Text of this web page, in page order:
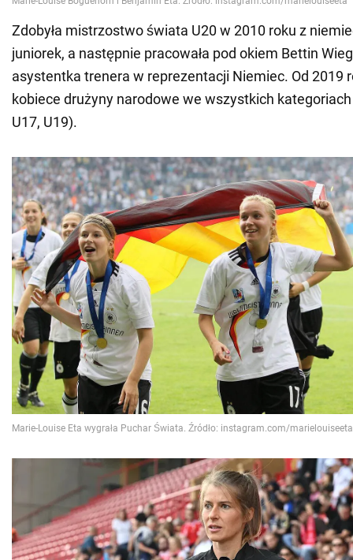
Zdobyła mistrzostwo świata U20 w 2010 roku z
juniorek, a następnie pracowała pod okiem Bettin
asystentka trenera w reprezentacji Niemiec. Od 2019
kobiece drużyny narodowe we wszystkich
U17, U19).